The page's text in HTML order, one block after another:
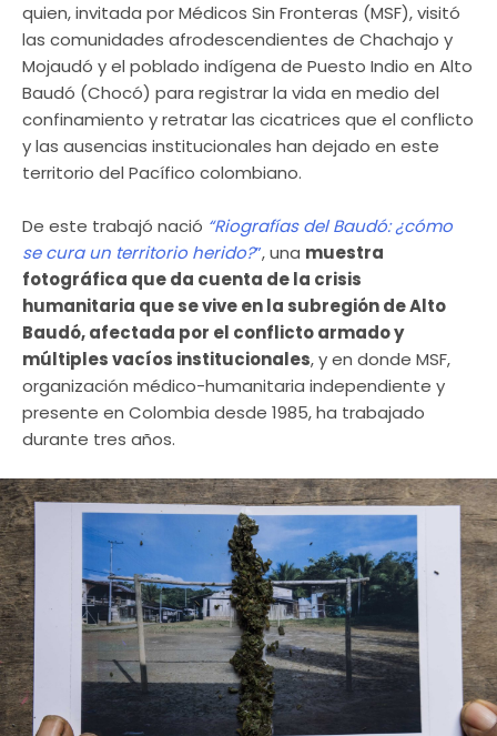
quien, invitada por Médicos Sin Fronteras (MSF), visitó
las comunidades afrodescendientes de Chachajo y
Mojaudó y el poblado indígena de Puesto Indio en Alto
Baudó (Chocó) para registrar la vida en medio del
confinamiento y retratar las cicatrices que el conflicto
y las ausencias institucionales han dejado en este
territorio del Pacífico colombiano.
De este trabajó nació “Riografías del Baudó: ¿cómo
se cura un territorio herido?”, una muestra
fotográfica que da cuenta de la crisis
humanitaria que se vive en la subregión de Alto
Baudó, afectada por el conflicto armado y
múltiples vacíos institucionales, y en donde MSF,
organización médico-humanitaria independiente y
presente en Colombia desde 1985, ha trabajado
durante tres años.